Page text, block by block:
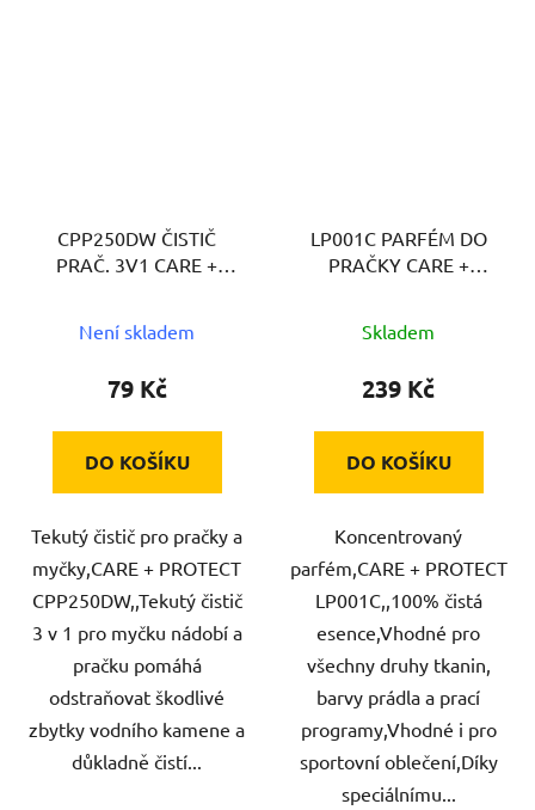
CPP250DW ČISTIČ
PRAČ. 3V1 CARE +
Není skladem
79 Kč
DO KOŠÍKU
Tekutý čistič pro pračky a
myčky,CARE + PROTECT
CPP250DW,,Tekutý čistič
3 v 1 pro myčku nádobí a
pračku pomáhá
odstraňovat škodlivé
zbytky vodního kamene a
důkladně čistí...
LP001C PARFÉM DO
PRAČKY CARE +
Skladem
239 Kč
DO KOŠÍKU
Koncentrovaný
parfém,CARE + PROTECT
LP001C,,100% čistá
esence,Vhodné pro
všechny druhy tkanin,
barvy prádla a prací
programy,Vhodné i pro
sportovní oblečení,Díky
speciálnímu...